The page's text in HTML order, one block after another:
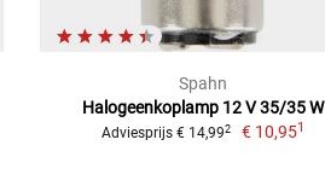
Spahn
Halogeenkoplamp 12 V 35/35 W
Adviesprijs € 14,992 € 10,951